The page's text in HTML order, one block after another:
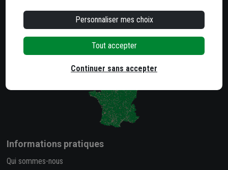
05 63 78 33 33
800 agences dans toute la France
Trouvez votre agence la plus proche
Informations pratiques
Qui sommes-nous
Personnaliser mes choix
Tout accepter
Continuer sans accepter